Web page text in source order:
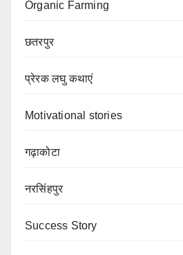
Organic Farming
छतरपुर
प्रेरक लघु कथाएं
Motivational stories
गढ़ाकोटा
नरसिंहपुर
Success Story